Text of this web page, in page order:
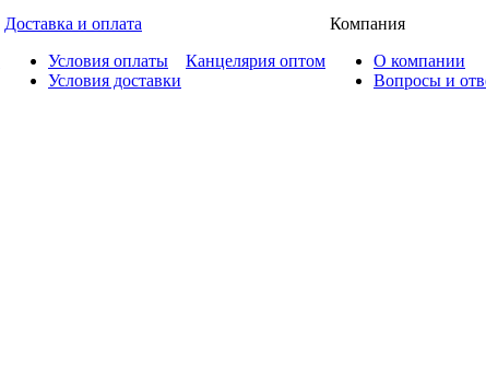
Доставка и оплата
Условия оплаты
Условия доставки
Канцелярия оптом
Компания
О компании
Вопросы и